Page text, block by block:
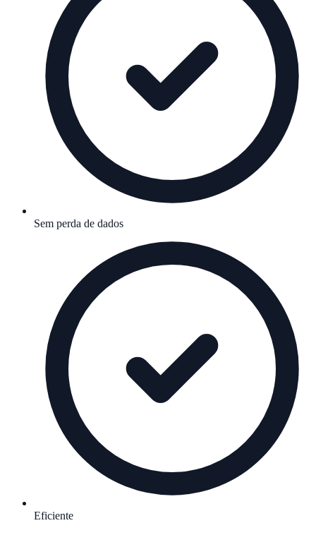
Sem perda de dados
Eficiente